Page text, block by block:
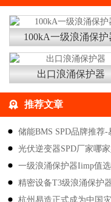
100kA一级浪涌保护
出口浪涌保护器
推荐文章
储能BMS SPD品牌推荐-
光伏逆变器SPD厂家哪
一级浪涌保护器Iimp值
精密设备T3级浪涌保护
杭州易造正式成为中国